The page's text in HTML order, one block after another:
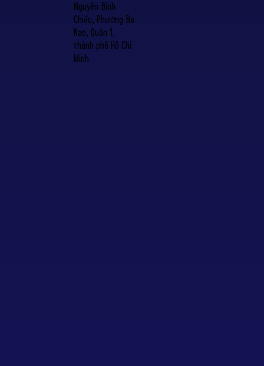
Nguyễn Đình
Chiểu, Phường Đa
Kao, Quận 1,
thành phố Hồ Chí
Minh